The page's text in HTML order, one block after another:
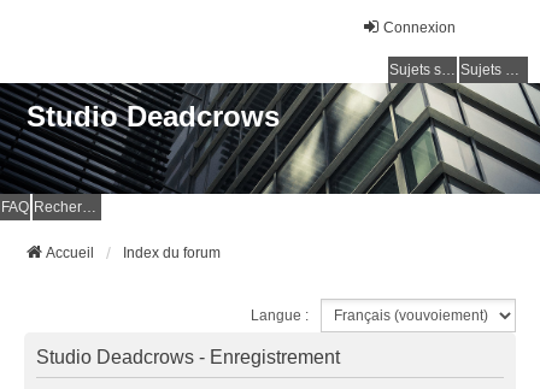
Connexion
Sujets sans réponse Sujets actifs
Studio Deadcrows
FAQ Rechercher
Accueil Index du forum
Langue :
Studio Deadcrows - Enregistrement